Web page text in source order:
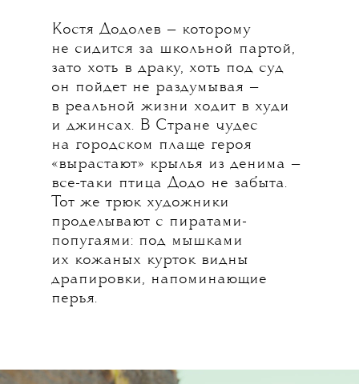
Костя Додолев — которому
не сидится за школьной партой,
зато хоть в драку, хоть под суд
он пойдет не раздумывая —
в реальной жизни ходит в худи
и джинсах. В Стране чудес
на городском плаще героя
«вырастают» крылья из денима —
все-таки птица Додо не забыта.
Тот же трюк художники
проделывают с пиратами-
попугаями: под мышками
их кожаных курток видны
драпировки, напоминающие
перья.